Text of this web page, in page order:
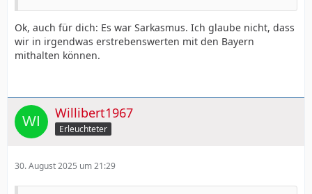
Ok, auch für dich: Es war Sarkasmus. Ich glaube nicht, dass
wir in irgendwas erstrebenswerten mit den Bayern
mithalten können.
Willibert1967
Erleuchteter
30. August 2025 um 21:29